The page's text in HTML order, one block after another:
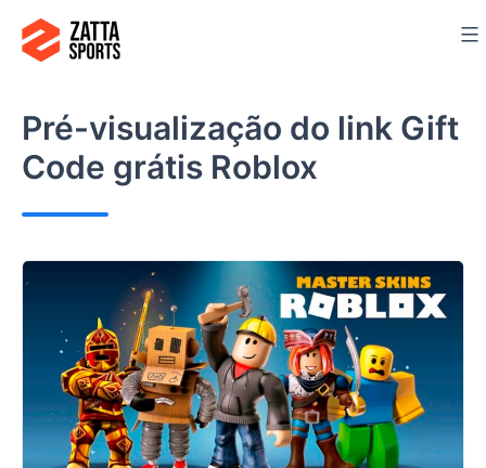
para
conteúdo
Pré-visualização do link Gift
Code grátis Roblox